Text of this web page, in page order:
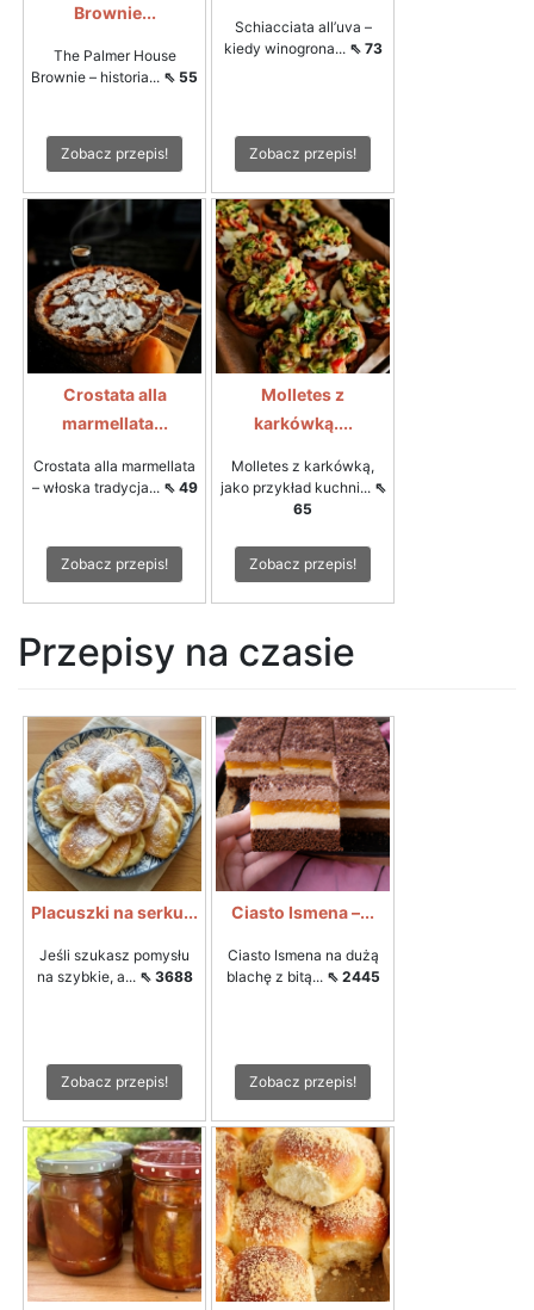
Brownie...
The Palmer House
Brownie – historia... ⇖ 55
Zobacz przepis!
Schiacciata all’uva –
kiedy winogrona... ⇖ 73
Zobacz przepis!
Crostata alla
marmellata...
Crostata alla marmellata
– włoska tradycja... ⇖ 49
Zobacz przepis!
Molletes z
karkówką....
Molletes z karkówką,
jako przykład kuchni... ⇖
65
Zobacz przepis!
Przepisy na czasie
Placuszki na serku...
Jeśli szukasz pomysłu
na szybkie, a... ⇖ 3688
Zobacz przepis!
Ciasto Ismena –...
Ciasto Ismena na dużą
blachę z bitą... ⇖ 2445
Zobacz przepis!